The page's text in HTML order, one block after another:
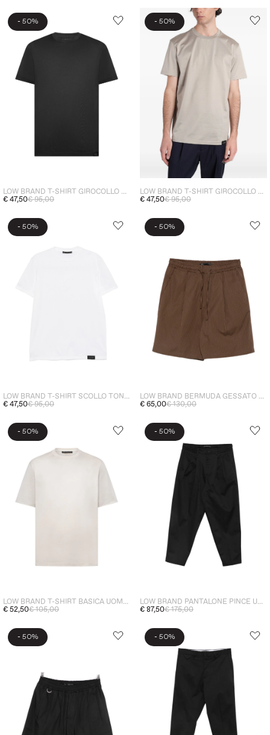
- 50%
LOW BRAND T-SHIRT GIROCOLLO UOMO NERO
€ 47,50€ 95,00
- 50%
LOW BRAND T-SHIRT GIROCOLLO UOMO GRIGIO
€ 47,50€ 95,00
- 50%
LOW BRAND T-SHIRT SCOLLO TONDO UOMO BIANCO
€ 47,50€ 95,00
- 50%
LOW BRAND BERMUDA GESSATO UOMO MARRONE
€ 65,00€ 130,00
- 50%
LOW BRAND T-SHIRT BASICA UOMO GRIGIO
€ 52,50€ 105,00
- 50%
LOW BRAND PANTALONE PINCE UOMO NERO
€ 87,50€ 175,00
- 50% - 50%